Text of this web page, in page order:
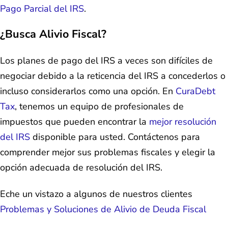
Pago Parcial del IRS.
¿Busca Alivio Fiscal?
Los planes de pago del IRS a veces son difíciles de
negociar debido a la reticencia del IRS a concederlos o
incluso considerarlos como una opción. En CuraDebt
Tax, tenemos un equipo de profesionales de
impuestos que pueden encontrar la mejor resolución
del IRS disponible para usted. Contáctenos para
comprender mejor sus problemas fiscales y elegir la
opción adecuada de resolución del IRS.
Eche un vistazo a algunos de nuestros clientes
Problemas y Soluciones de Alivio de Deuda Fiscal